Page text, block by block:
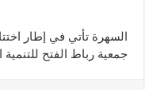
السهرة تأتي في إطار
جمعية رباط الفتح للتنمية